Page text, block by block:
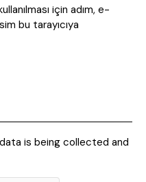
için adım, e-
bu tarayıcıya
is being collected and